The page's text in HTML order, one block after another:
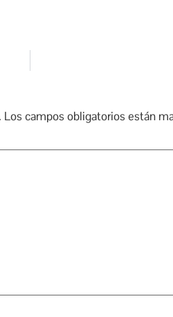
Los campos obligatorios están